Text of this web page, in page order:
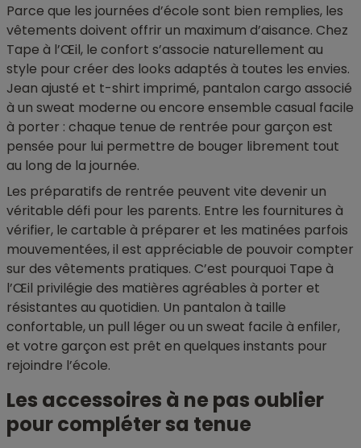
Parce que les journées d’école sont bien remplies, les
vêtements doivent offrir un maximum d’aisance. Chez
Tape à l’Œil, le confort s’associe naturellement au
style pour créer des looks adaptés à toutes les envies.
Jean ajusté et t-shirt imprimé, pantalon cargo associé
à un sweat moderne ou encore ensemble casual facile
à porter : chaque tenue de rentrée pour garçon est
pensée pour lui permettre de bouger librement tout
au long de la journée.
Les préparatifs de rentrée peuvent vite devenir un
véritable défi pour les parents. Entre les fournitures à
vérifier, le cartable à préparer et les matinées parfois
mouvementées, il est appréciable de pouvoir compter
sur des vêtements pratiques. C’est pourquoi Tape à
l’Œil privilégie des matières agréables à porter et
résistantes au quotidien. Un pantalon à taille
confortable, un pull léger ou un sweat facile à enfiler,
et votre garçon est prêt en quelques instants pour
rejoindre l’école.
Les accessoires à ne pas oublier
pour compléter sa tenue